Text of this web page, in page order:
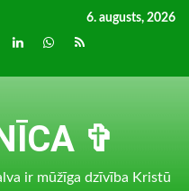
6. augusts, 2026
LinkedInwhatsapp
RSS
✞
ir mūžīga dzīvība Kristū